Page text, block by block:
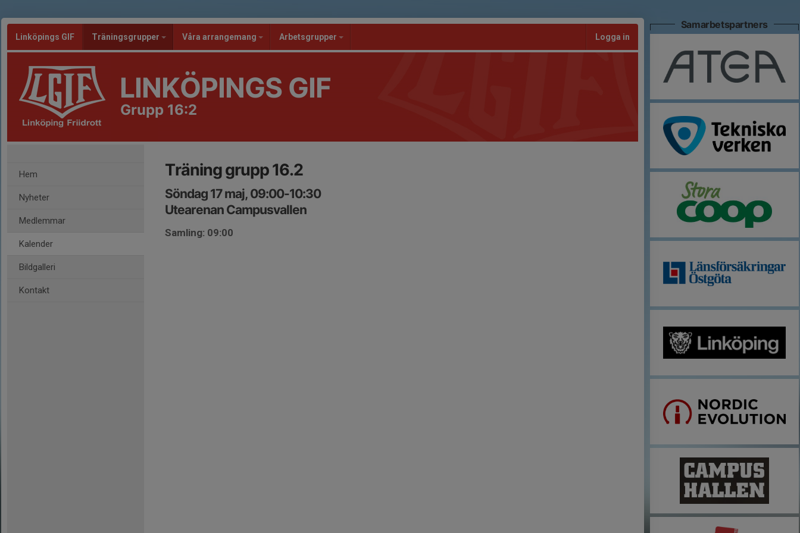
Linköpings GIF Träningsgrupper Våra arrangemang Arbetsgrupper Logga in
LINKÖPINGS GIF
Grupp 16:2
Hem
Nyheter
Medlemmar
Kalender
Bildgalleri
Kontakt
Träning grupp 16.2
Söndag 17 maj, 09:00-10:30
Utearenan Campusvallen
Samling: 09:00
Samarbetspartners